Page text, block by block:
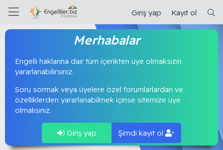
Giriş yap Kayıt ol
Merhabalar
Engelli haklarına dair tüm içerikten üye olmaksızın
yararlanabilirsiniz.
Soru sormak veya üyelere özel forumlarlardan ve
özelliklerden yararlanabilmek içinse sitemize üye
olmalısınız.
Giriş yap Şimdi kayıt ol